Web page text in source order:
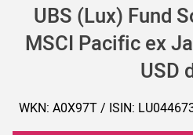
UBS (Lux) Fund
MSCI Pacific ex
USD
WKN: A0X97T / ISIN: